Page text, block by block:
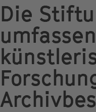
Die